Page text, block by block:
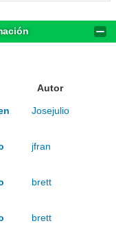
Autor
Josejulio
jfran
brett
brett